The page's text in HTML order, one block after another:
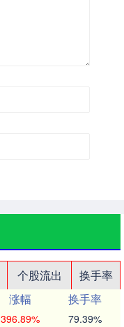
个股流出
换手率
涨幅
换手率
396.89% 79.39%